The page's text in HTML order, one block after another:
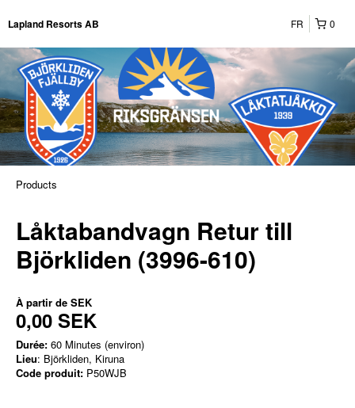
Lapland Resorts AB 0
FR
Products
Låktabandvagn Retur till
Björkliden (3996-610)
À partir de SEK
0,00 SEK
Durée: 60 Minutes (environ)
Lieu: Björkliden, Kiruna
Code produit: P50WJB